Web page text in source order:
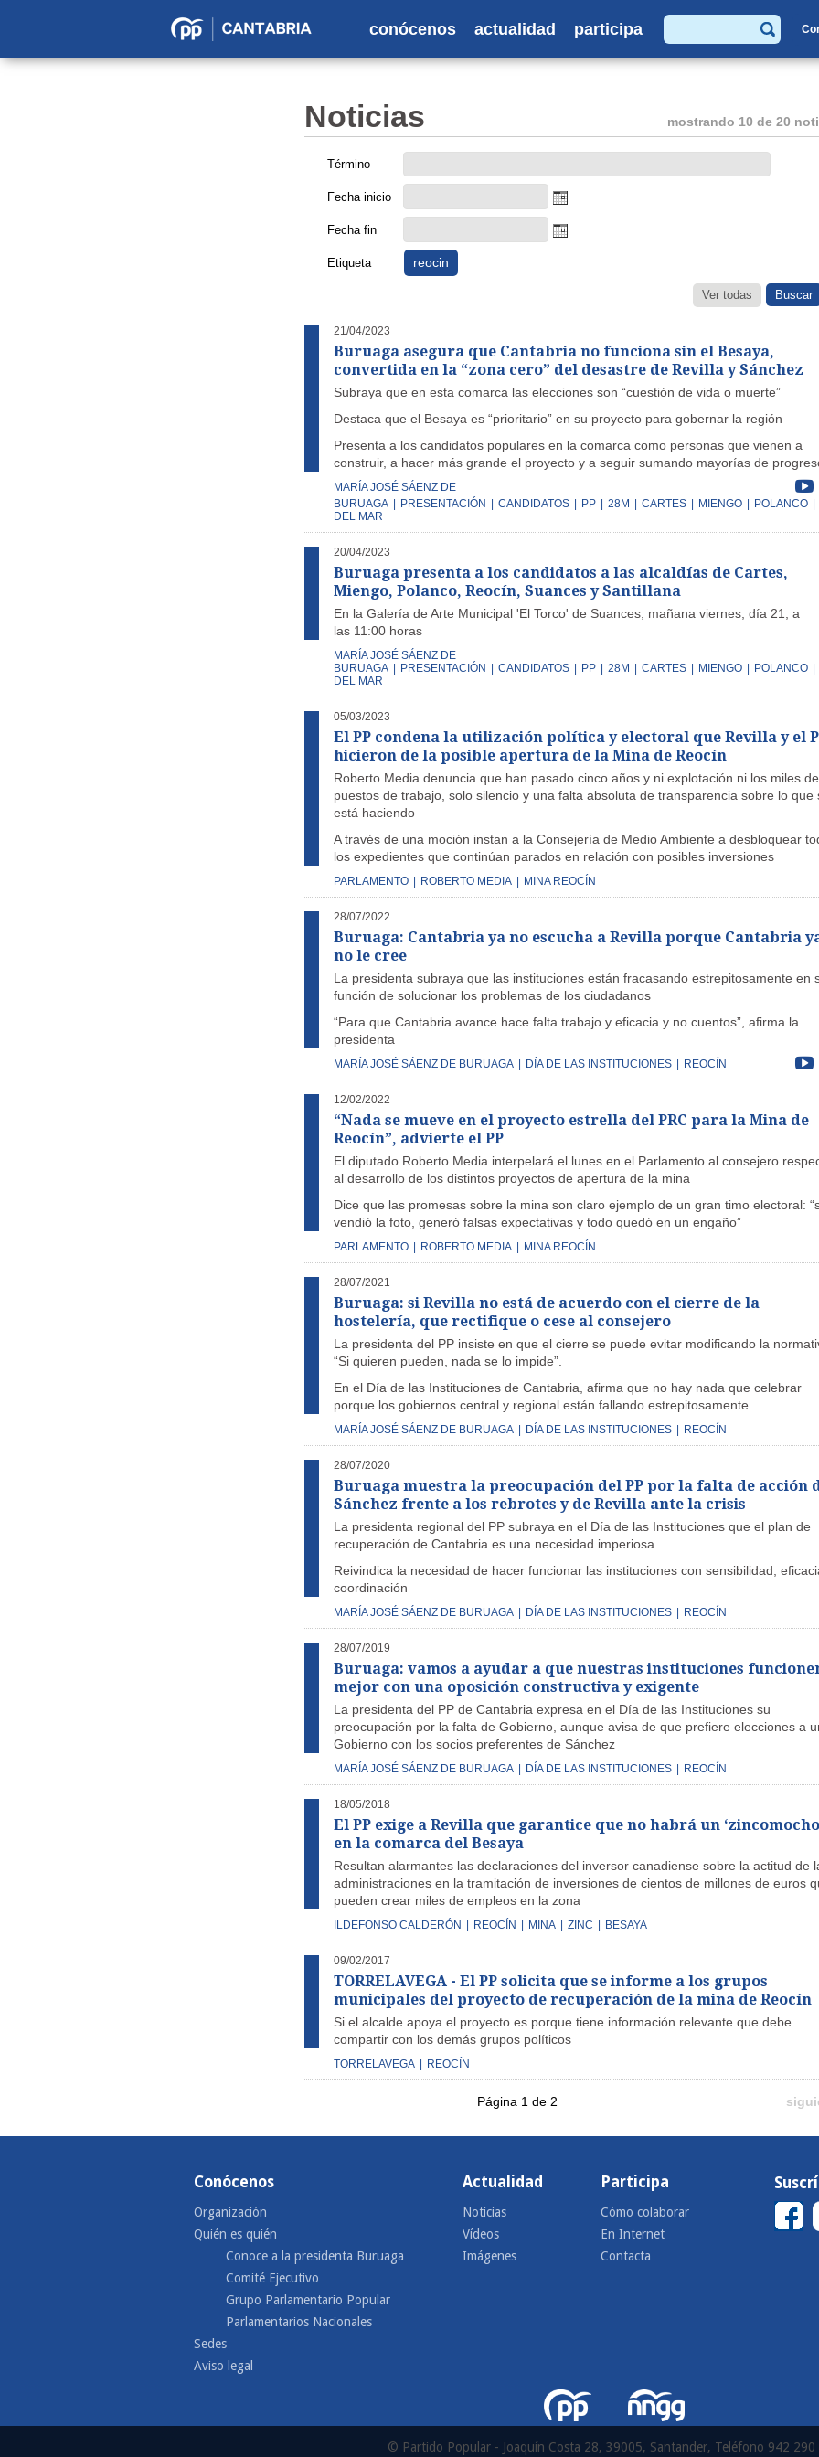
Partido
conócenos actualidad participa
Buscar
Noticias mostrando 10 de 20
Término
Fecha inicio
Fecha fin
Etiqueta reocin
Ver todas
21/04/2023
Buruaga asegura que Cantabria no funciona sin el Besaya,
convertida en la “zona cero” del desastre de Revilla y Sánchez
Subraya que en esta comarca las elecciones son “cuestión de vida o muerte”
Destaca que el Besaya es “prioritario” en su proyecto para gobernar la región
Presenta a los candidatos populares en la comarca como personas que vienen a
construir, a hacer más grande el proyecto y a seguir sumando mayorías de
MARÍA JOSÉ SÁENZ DE
BURUAGA
PRESENTACIÓN CANDIDATOS PP 28M CARTES MIENGO POLANCO
DEL MAR
20/04/2023
Buruaga presenta a los candidatos a las alcaldías de Cartes,
Miengo, Polanco, Reocín, Suances y Santillana
En la Galería de Arte Municipal 'El Torco' de Suances, mañana viernes, día 21, a
las 11:00 horas
MARÍA JOSÉ SÁENZ DE
BURUAGA
PRESENTACIÓN CANDIDATOS PP 28M CARTES MIENGO POLANCO
DEL MAR
05/03/2023
El PP condena la utilización política y electoral que Revilla y el
hicieron de la posible apertura de la Mina de Reocín
Roberto Media denuncia que han pasado cinco años y ni explotación ni los miles de
puestos de trabajo, solo silencio y una falta absoluta de transparencia sobre lo que
está haciendo
A través de una moción instan a la Consejería de Medio Ambiente a desbloquear
los expedientes que continúan parados en relación con posibles inversiones
PARLAMENTO ROBERTO MEDIA MINA REOCÍN
28/07/2022
Buruaga: Cantabria ya no escucha a Revilla porque Cantabria
no le cree
La presidenta subraya que las instituciones están fracasando estrepitosamente en
función de solucionar los problemas de los ciudadanos
“Para que Cantabria avance hace falta trabajo y eficacia y no cuentos”, afirma la
presidenta
MARÍA JOSÉ SÁENZ DE BURUAGA DÍA DE LAS INSTITUCIONES REOCÍN
12/02/2022
“Nada se mueve en el proyecto estrella del PRC para la Mina de
Reocín”, advierte el PP
El diputado Roberto Media interpelará el lunes en el Parlamento al consejero
al desarrollo de los distintos proyectos de apertura de la mina
Dice que las promesas sobre la mina son claro ejemplo de un gran timo electoral:
vendió la foto, generó falsas expectativas y todo quedó en un engaño”
PARLAMENTO ROBERTO MEDIA MINA REOCÍN
28/07/2021
Buruaga: si Revilla no está de acuerdo con el cierre de la
hostelería, que rectifique o cese al consejero
La presidenta del PP insiste en que el cierre se puede evitar modificando la
“Si quieren pueden, nada se lo impide”.
En el Día de las Instituciones de Cantabria, afirma que no hay nada que celebrar
porque los gobiernos central y regional están fallando estrepitosamente
MARÍA JOSÉ SÁENZ DE BURUAGA DÍA DE LAS INSTITUCIONES REOCÍN
28/07/2020
Buruaga muestra la preocupación del PP por la falta de acción
Sánchez frente a los rebrotes y de Revilla ante la crisis
La presidenta regional del PP subraya en el Día de las Instituciones que el plan de
recuperación de Cantabria es una necesidad imperiosa
Reivindica la necesidad de hacer funcionar las instituciones con sensibilidad,
coordinación
MARÍA JOSÉ SÁENZ DE BURUAGA DÍA DE LAS INSTITUCIONES REOCÍN
28/07/2019
Buruaga: vamos a ayudar a que nuestras instituciones
mejor con una oposición constructiva y exigente
La presidenta del PP de Cantabria expresa en el Día de las Instituciones su
preocupación por la falta de Gobierno, aunque avisa de que prefiere elecciones a
Gobierno con los socios preferentes de Sánchez
MARÍA JOSÉ SÁENZ DE BURUAGA DÍA DE LAS INSTITUCIONES REOCÍN
18/05/2018
El PP exige a Revilla que garantice que no habrá un
en la comarca del Besaya
Resultan alarmantes las declaraciones del inversor canadiense sobre la actitud de
administraciones en la tramitación de inversiones de cientos de millones de euros
pueden crear miles de empleos en la zona
ILDEFONSO CALDERÓN REOCÍN MINA ZINC BESAYA
09/02/2017
TORRELAVEGA - El PP solicita que se informe a los grupos
municipales del proyecto de recuperación de la mina de Reocín
Si el alcalde apoya el proyecto es porque tiene información relevante que debe
compartir con los demás grupos políticos
TORRELAVEGA REOCÍN
Página 1 de 2
Conócenos
Organización
Quién es quién
Conoce a la presidenta Buruaga
Comité Ejecutivo
Grupo Parlamentario Popular
Parlamentarios Nacionales
Sedes
Aviso legal
Actualidad
Noticias
Vídeos
Imágenes
Participa
Cómo colaborar
En Internet
Contacta
© Partido Popular - Joaquín Costa 28, 39005, Santander, Teléfono 942 290